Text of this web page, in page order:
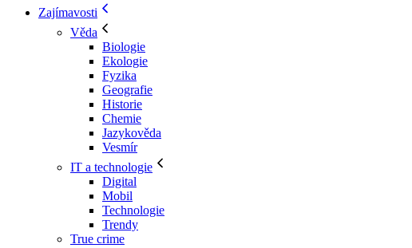
Zajímavosti
Věda
Biologie
Ekologie
Fyzika
Geografie
Historie
Chemie
Jazykověda
Vesmír
IT a technologie
Digital
Mobil
Technologie
Trendy
True crime